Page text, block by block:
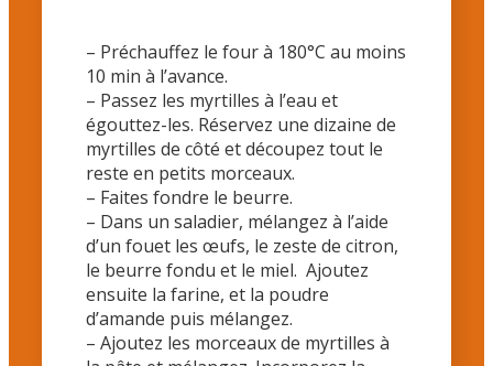
– Préchauffez le four à 180°C au moins
10 min à l’avance.
– Passez les myrtilles à l’eau et
égouttez-les. Réservez une dizaine de
myrtilles de côté et découpez tout le
reste en petits morceaux.
– Faites fondre le beurre.
– Dans un saladier, mélangez à l’aide
d’un fouet les œufs, le zeste de citron,
le beurre fondu et le miel. Ajoutez
ensuite la farine, et la poudre
d’amande puis mélangez.
– Ajoutez les morceaux de myrtilles à